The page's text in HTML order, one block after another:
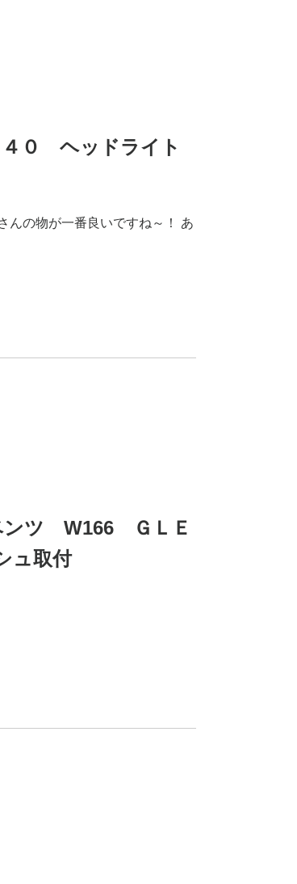
０ ヘッドライト
んの物が一番良いですね～！ あ
ンツ W166 ＧＬＥ
ュ取付